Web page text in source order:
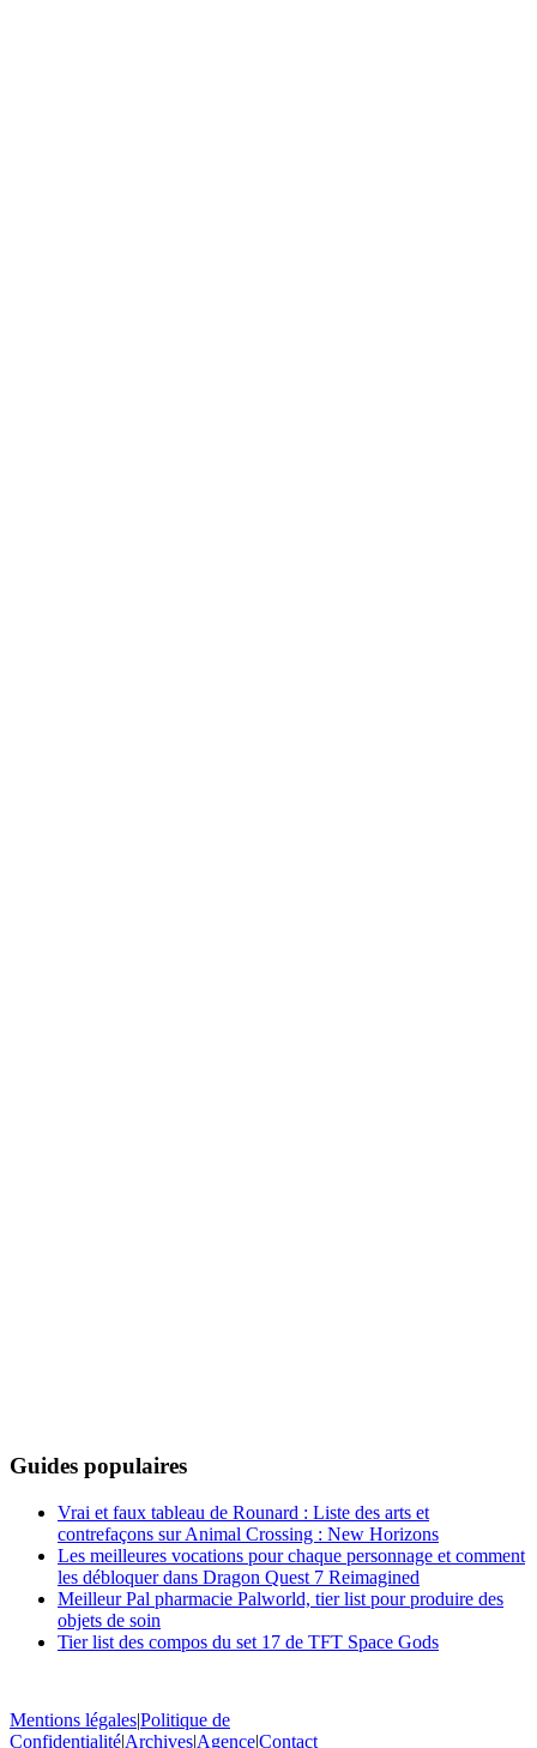
Guides populaires
Vrai et faux tableau de Rounard : Liste des arts et
contrefaçons sur Animal Crossing : New Horizons
Les meilleures vocations pour chaque personnage et comment
les débloquer dans Dragon Quest 7 Reimagined
Meilleur Pal pharmacie Palworld, tier list pour produire des
objets de soin
Tier list des compos du set 17 de TFT Space Gods
Mentions légales|Politique de
Confidentialité|Archives|Agence|Contact